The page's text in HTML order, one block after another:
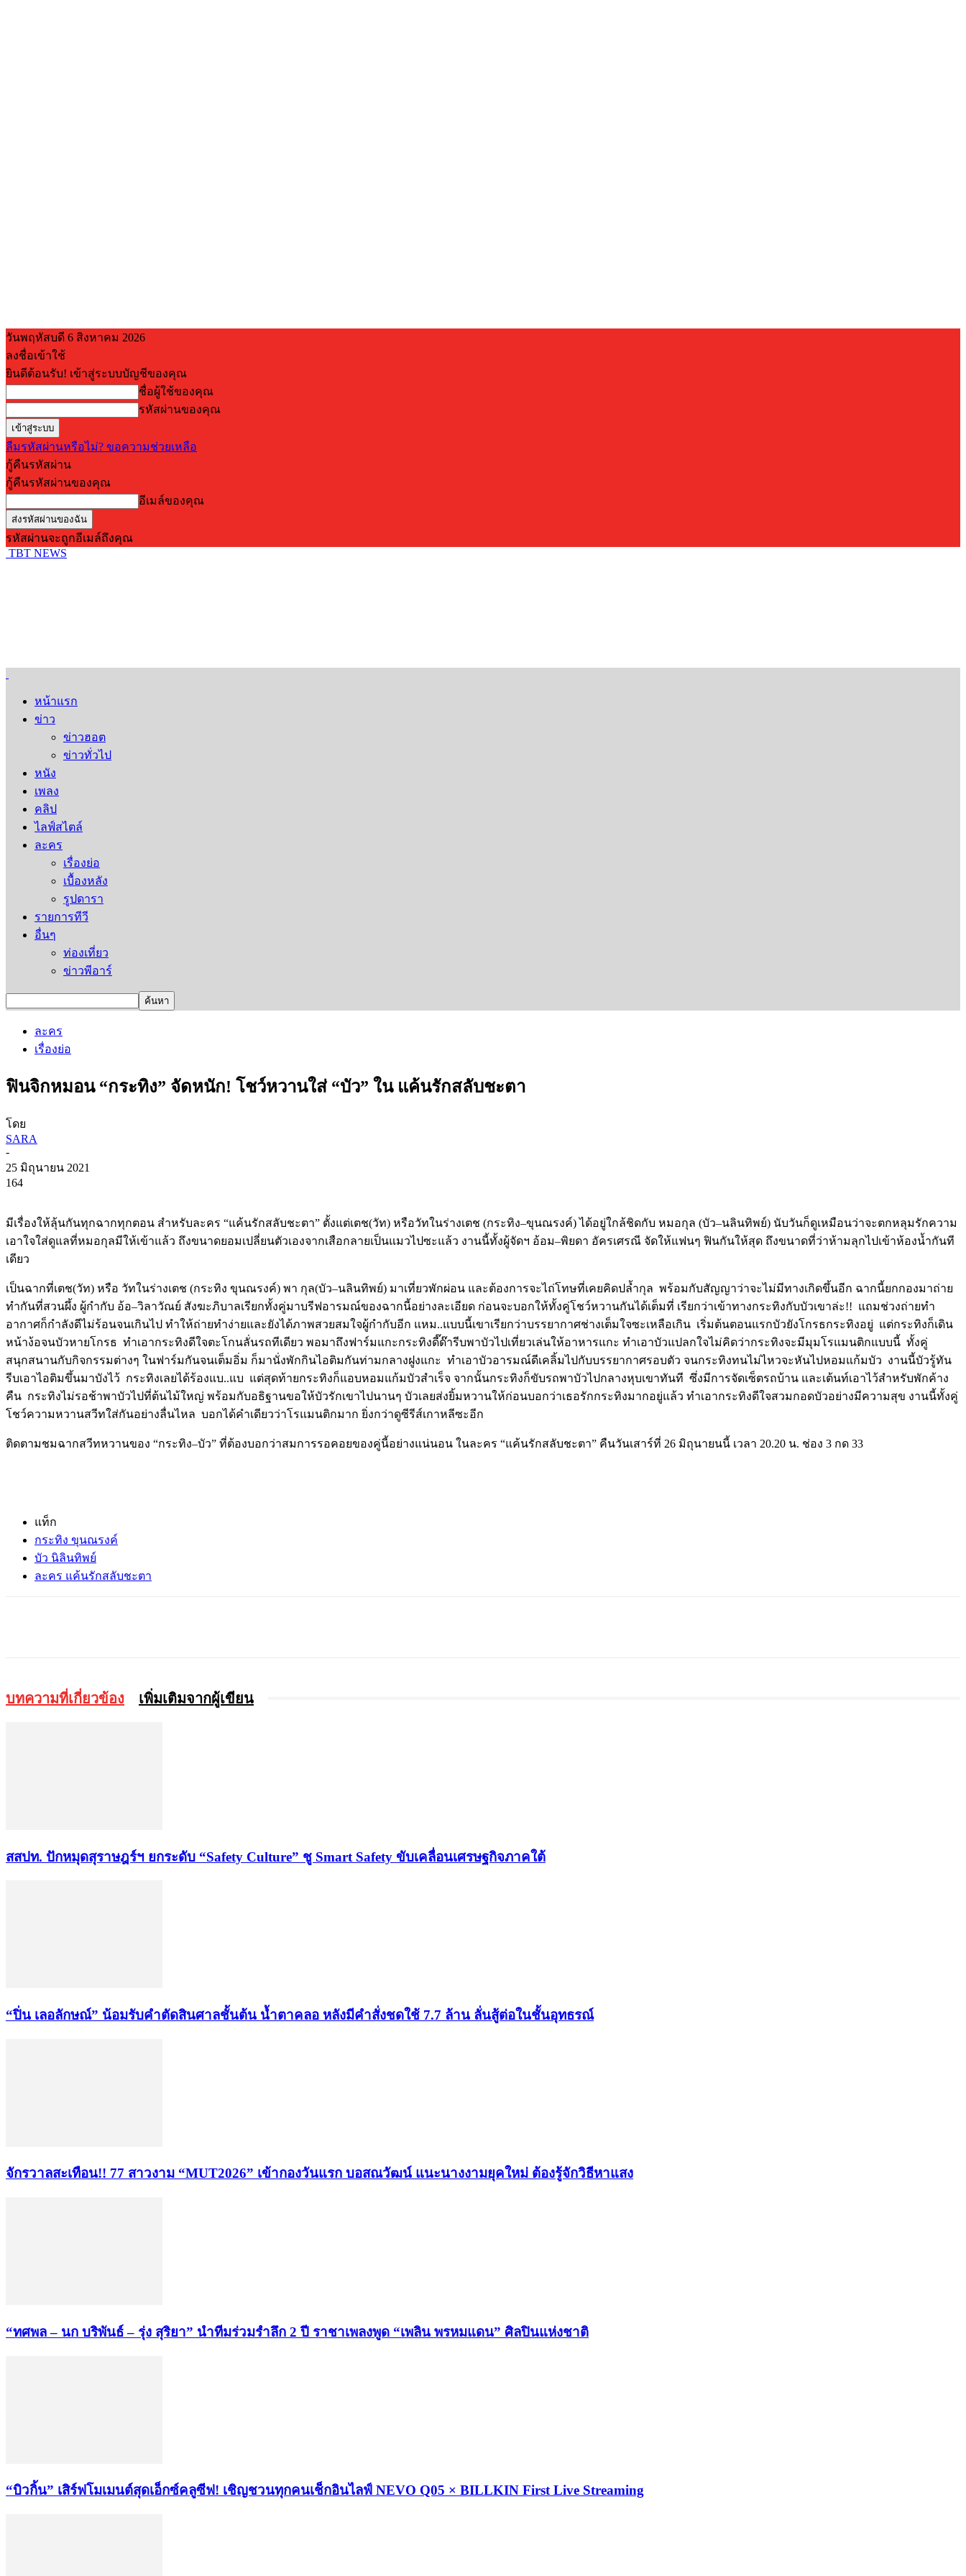
วันพฤหัสบดี 6 สิงหาคม 2026
ลงชื่อเข้าใช้
ยินดีต้อนรับ! เข้าสู่ระบบบัญชีของคุณ
ชื่อผู้ใช้ของคุณ
รหัสผ่านของคุณ
ลืมรหัสผ่านหรือไม่? ขอความช่วยเหลือ
กู้คืนรหัสผ่าน
กู้คืนรหัสผ่านของคุณ
อีเมล์ของคุณ
รหัสผ่านจะถูกอีเมล์ถึงคุณ
TBT NEWS
หน้าแรก
ข่าว
ข่าวฮอต
ข่าวทั่วไป
หนัง
เพลง
คลิป
ไลฟ์สไตล์
ละคร
เรื่องย่อ
เบื้องหลัง
รูปดารา
รายการทีวี
อื่นๆ
ท่องเที่ยว
ข่าวพีอาร์
ละคร
เรื่องย่อ
ฟินจิกหมอน “กระทิง” จัดหนัก! โชว์หวานใส่ “บัว” ใน แค้นรักสลับชะตา
โดย
SARA
-
25 มิถุนายน 2021
164
มีเรื่องให้ลุ้นกันทุกฉากทุกตอน สำหรับละคร “แค้นรักสลับชะตา” ตั้งแต่เตช(วัท) หรือวัทในร่างเตช (กระทิง–ขุนณรงค์)ได้อยู่ใกล้ชิดกับ หมอกุล (บัว–นลินทิพย์) นับวันก็ดูเหมือนว่าจะตกหลุมรักความ
เอาใจใส่ดูแลที่หมอกุลมีให้เข้าแล้ว ถึงขนาดยอมเปลี่ยนตัวเองจากเสือกลายเป็นแมวไปซะแล้ว งานนี้ทั้งผู้จัดฯ อ้อม–พิยดา อัครเศรณี จัดให้แฟนๆ ฟินกันให้สุด ถึงขนาดที่ว่าห้ามลุกไปเข้าห้องน้ำกันที
เดียว
เป็นฉากที่เตช(วัท) หรือ วัทในร่างเตช (กระทิง ขุนณรงค์) พา กุล(บัว–นลินทิพย์) มาเที่ยวพักผ่อน และต้องการจะไถ่โทษที่เคยคิดปล้ำกุล พร้อมกับสัญญาว่าจะไม่มีทางเกิดขึ้นอีก ฉากนี้ยกกองมาถ่าย
ทำกันที่สวนผึ้ง ผู้กำกับ อ้อ–วิลาวัณย์ สังฆะภิบาลเรียกทั้งคู่มาบรีฟอารมณ์ของฉากนี้อย่างละเอียด ก่อนจะบอกให้ทั้งคู่โชว์หวานกันได้เต็มที่ เรียกว่าเข้าทางกระทิงกับบัวเขาล่ะ!! แถมช่วงถ่ายทำ
อากาศก็กำลังดีไม่ร้อนจนเกินไป ทำให้ถ่ายทำง่ายและยังได้ภาพสวยสมใจผู้กำกับอีก แหม..แบบนี้เขาเรียกว่าบรรยากาศช่างเต็มใจซะเหลือเกิน เริ่มต้นตอนแรกบัวยังโกรธกระทิงอยู่ แต่กระทิงก็เดิน
หน้าง้อจนบัวหายโกรธ ทำเอากระทิงดีใจตะโกนลั่นรถทีเดียว พอมาถึงฟาร์มแกะกระทิงดี๊ด๊ารีบพาบัวไปเที่ยวเล่นให้อาหารแกะ ทำเอาบัวแปลกใจไม่คิดว่ากระทิงจะมีมุมโรแมนติกแบบนี้ ทั้งคู่
สนุกสนานกับกิจกรรมต่างๆ ในฟาร์มกันจนเต็มอิ่ม ก็มานั่งพักกินไอติมกันท่ามกลางฝูงแกะ ทำเอาบัวอารมณ์ดีเคลิ้มไปกับบรรยากาศรอบตัว จนกระทิงทนไม่ไหวจะหันไปหอมแก้มบัว งานนี้บัวรู้ทัน
รีบเอาไอติมขึ้นมาบังไว้ กระทิงเลยได้ร้องแบ..แบ แต่สุดท้ายกระทิงก็แอบหอมแก้มบัวสำเร็จ จากนั้นกระทิงก็ขับรถพาบัวไปกลางหุบเขาทันที ซึ่งมีการจัดเซ็ตรถบ้าน และเต้นท์เอาไว้สำหรับพักค้าง
คืน กระทิงไม่รอช้าพาบัวไปที่ต้นไม้ใหญ่ พร้อมกับอธิฐานขอให้บัวรักเขาไปนานๆ บัวเลยส่งยิ้มหวานให้ก่อนบอกว่าเธอรักกระทิงมากอยู่แล้ว ทำเอากระทิงดีใจสวมกอดบัวอย่างมีความสุข งานนี้ทั้งคู่
โชว์ความหวานสวีทใส่กันอย่างลื่นไหล บอกได้คำเดียวว่าโรแมนติกมาก ยิ่งกว่าดูซีรีส์เกาหลีซะอีก
ติดตามชมฉากสวีทหวานของ “กระทิง–บัว” ที่ต้องบอกว่าสมการรอคอยของคู่นี้อย่างแน่นอน ในละคร “แค้นรักสลับชะตา” คืนวันเสาร์ที่ 26 มิถุนายนนี้ เวลา 20.20 น. ช่อง 3 กด 33
แท็ก
กระทิง ขุนณรงค์
บัว นิลินทิพย์
ละคร แค้นรักสลับชะตา
บทความที่เกี่ยวข้อง เพิ่มเติมจากผู้เขียน
สสปท. ปักหมุดสุราษฎร์ฯ ยกระดับ “Safety Culture” ชู Smart Safety ขับเคลื่อนเศรษฐกิจภาคใต้
“ปิ่น เลอลักษณ์” น้อมรับคำตัดสินศาลชั้นต้น น้ำตาคลอ หลังมีคำสั่งชดใช้ 7.7 ล้าน ลั่นสู้ต่อในชั้นอุทธรณ์
จักรวาลสะเทือน!! 77 สาวงาม “MUT2026” เข้ากองวันแรก บอสณวัฒน์ แนะนางงามยุคใหม่ ต้องรู้จักวิธีหาแสง
“ทศพล – นก บริพันธ์ – รุ่ง สุริยา” นำทีมร่วมรำลึก 2 ปี ราชาเพลงพูด “เพลิน พรหมแดน” ศิลปินแห่งชาติ
“บิวกิ้น” เสิร์ฟโมเมนต์สุดเอ็กซ์คลูซีฟ! เชิญชวนทุกคนเช็กอินไลฟ์ NEVO Q05 × BILLKIN First Live Streaming